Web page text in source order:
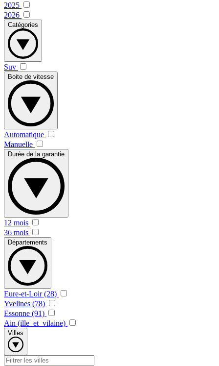
2025
2026
Catégories
Suv
Boite de vitesse
Automatique
Manuelle
Durée de la garantie
12 mois
36 mois
Départements
Eure-et-Loir (28)
Yvelines (78)
Essonne (91)
Ain (ille_et_vilaine)
Villes